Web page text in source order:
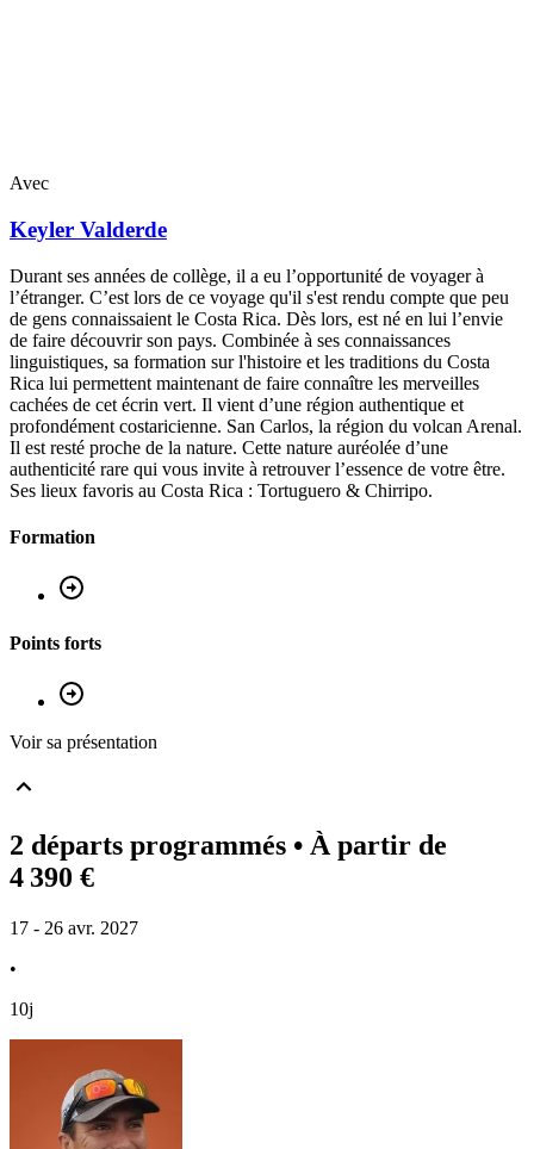
Avec
Keyler Valderde
Durant ses années de collège, il a eu l’opportunité de voyager à
l’étranger. C’est lors de ce voyage qu'il s'est rendu compte que peu
de gens connaissaient le Costa Rica. Dès lors, est né en lui l’envie
de faire découvrir son pays. Combinée à ses connaissances
linguistiques, sa formation sur l'histoire et les traditions du Costa
Rica lui permettent maintenant de faire connaître les merveilles
cachées de cet écrin vert. Il vient d’une région authentique et
profondément costaricienne. San Carlos, la région du volcan Arenal.
Il est resté proche de la nature. Cette nature auréolée d’une
authenticité rare qui vous invite à retrouver l’essence de votre être.
Ses lieux favoris au Costa Rica : Tortuguero & Chirripo.
Formation
Points forts
Voir sa présentation
2 départs programmés • À partir de
4 390 €
17 - 26 avr. 2027
•
10j